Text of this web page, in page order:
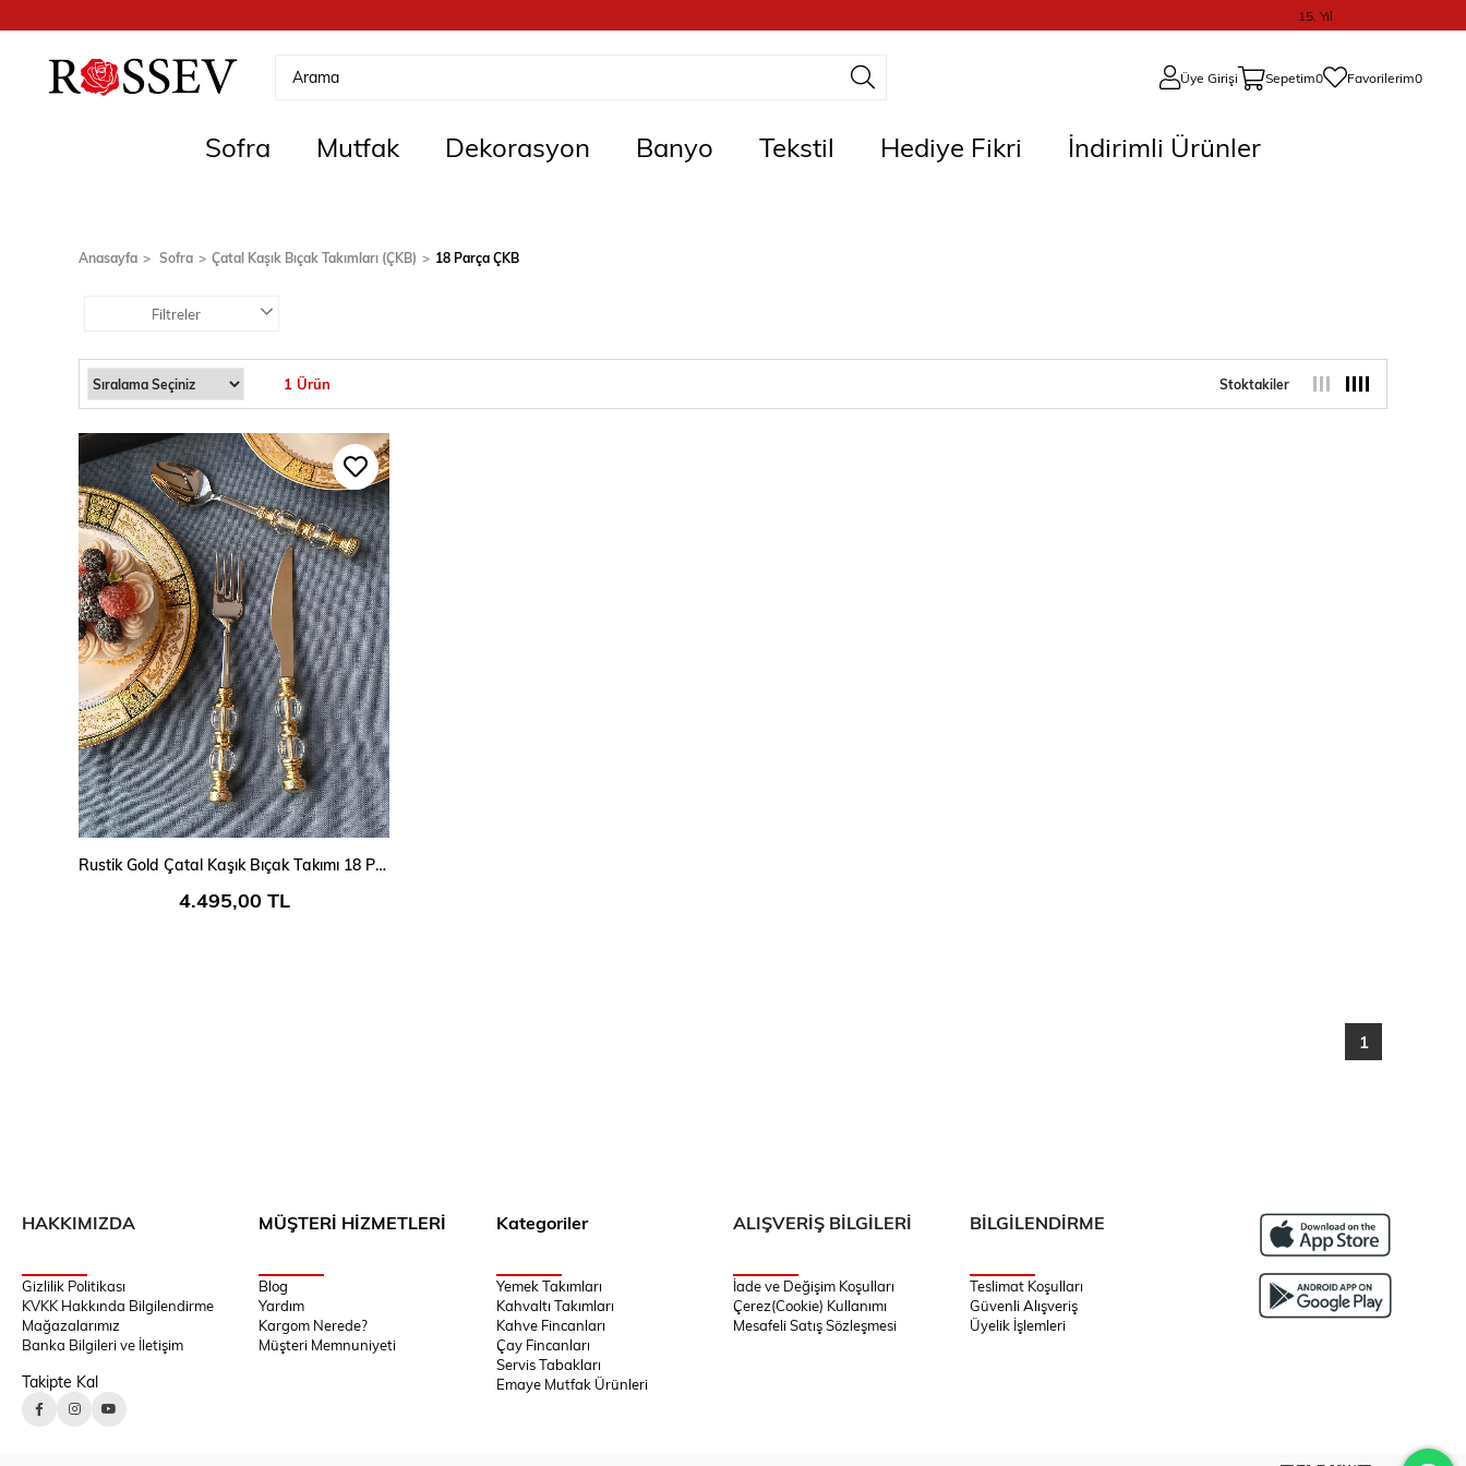
15. Yıl
Üye Girişi Sepetim0 Favorilerim0
Sofra Mutfak Dekorasyon Banyo Tekstil Hediye Fikri İndirimli Ürünler
Anasayfa Sofra Çatal Kaşık Bıçak Takımları (ÇKB) 18 Parça ÇKB
Filtreler
Stoktakiler
1 Ürün
Rustik Gold Çatal Kaşık Bıçak Takımı 18 Parça
4.495,00 TL
1
HAKKIMIZDA
Gizlilik Politikası
KVKK Hakkında Bilgilendirme
Mağazalarımız
Banka Bilgileri ve İletişim
Takipte Kal
MÜŞTERİ HİZMETLERİ
Blog
Yardım
Kargom Nerede?
Müşteri Memnuniyeti
Kategoriler
Yemek Takımları
Kahvaltı Takımları
Kahve Fincanları
Çay Fincanları
Servis Tabakları
Emaye Mutfak Ürünleri
ALIŞVERİŞ BİLGİLERİ
İade ve Değişim Koşulları
Çerez(Cookie) Kullanımı
Mesafeli Satış Sözleşmesi
BİLGİLENDİRME
Teslimat Koşulları
Güvenli Alışveriş
Üyelik İşlemleri